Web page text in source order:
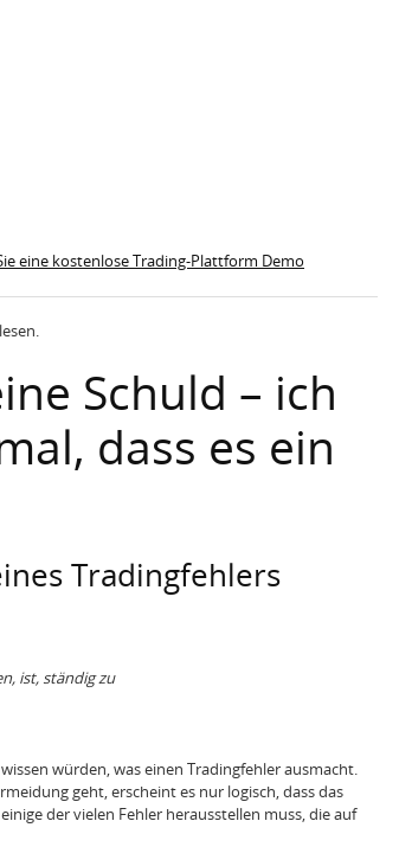
eine kostenlose Trading-Plattform Demo
Schuld – ich
dass es ein
Tradingfehlers
ist, ständig zu
würden, was einen Tradingfehler ausmacht.
geht, erscheint es nur logisch, dass das
der vielen Fehler herausstellen muss, die auf